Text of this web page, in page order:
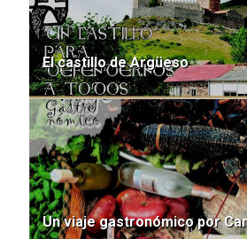
El castillo de Argüeso
Un viaje gastronómico por